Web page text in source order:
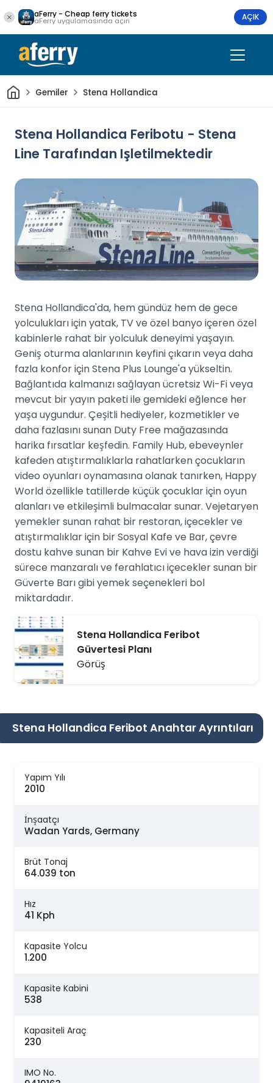
aFerry - Cheap ferry tickets
aFerry uygulamasında açın AÇIK
Ev Gemiler Stena Hollandica
Stena Hollandica Feribotu - Stena
Line Tarafından Işletilmektedir
Stena Hollandica'da, hem gündüz hem de gece
yolculukları için yatak, TV ve özel banyo içeren özel
kabinlerle rahat bir yolculuk deneyimi yaşayın.
Geniş oturma alanlarının keyfini çıkarın veya daha
fazla konfor için Stena Plus Lounge'a yükseltin.
Bağlantıda kalmanızı sağlayan ücretsiz Wi-Fi veya
mevcut bir yayın paketi ile gemideki eğlence her
yaşa uygundur. Çeşitli hediyeler, kozmetikler ve
daha fazlasını sunan Duty Free mağazasında
harika fırsatlar keşfedin. Family Hub, ebeveynler
kafeden atıştırmalıklarla rahatlarken çocukların
video oyunları oynamasına olanak tanırken, Happy
World özellikle tatillerde küçük çocuklar için oyun
alanları ve etkileşimli bulmacalar sunar. Vejetaryen
yemekler sunan rahat bir restoran, içecekler ve
atıştırmalıklar için bir Sosyal Kafe ve Bar, çevre
dostu kahve sunan bir Kahve Evi ve hava izin verdiği
sürece manzaralı ve ferahlatıcı içecekler sunan bir
Güverte Barı gibi yemek seçenekleri bol
miktardadır.
Stena Hollandica Feribot
Güvertesi Planı
Görüş
Stena Hollandica Feribot Anahtar Ayrıntıları
Yapım Yılı
2010
İnşaatçı
Wadan Yards, Germany
Brüt Tonaj
64.039 ton
Hız
41 Kph
Kapasite Yolcu
1.200
Kapasite Kabini
538
Kapasiteli Araç
230
IMO No.